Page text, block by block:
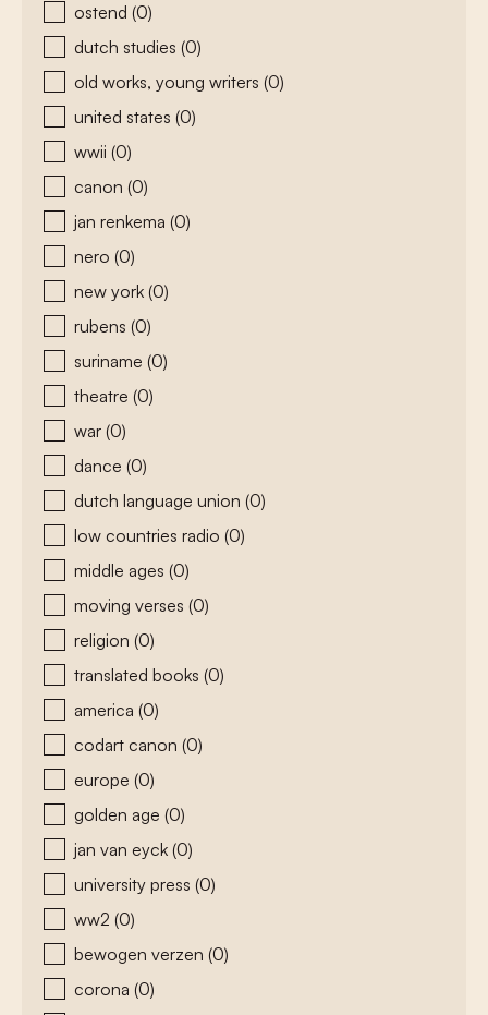
ostend (0)
dutch studies (0)
old works, young writers (0)
united states (0)
wwii (0)
canon (0)
jan renkema (0)
nero (0)
new york (0)
rubens (0)
suriname (0)
theatre (0)
war (0)
dance (0)
dutch language union (0)
low countries radio (0)
middle ages (0)
moving verses (0)
religion (0)
translated books (0)
america (0)
codart canon (0)
europe (0)
golden age (0)
jan van eyck (0)
university press (0)
ww2 (0)
bewogen verzen (0)
corona (0)